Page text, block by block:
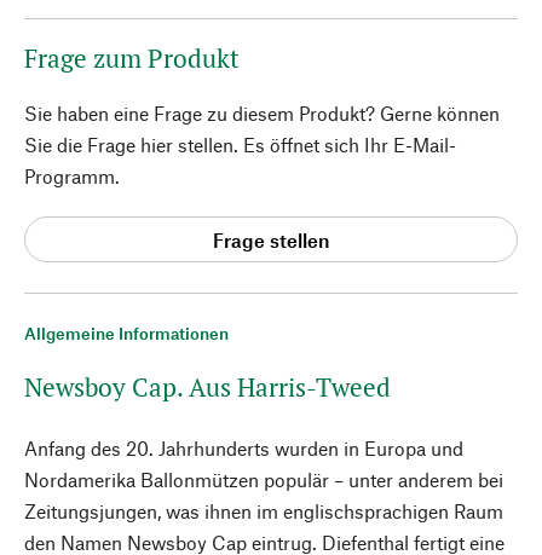
Allgemeine Informationen
Newsboy Cap. Aus Harris-Tweed
Anfang des 20. Jahrhunderts wurden in Europa und
Nordamerika Ballonmützen populär – unter anderem bei
Zeitungsjungen, was ihnen im englischsprachigen Raum
den Namen Newsboy Cap eintrug. Diefenthal fertigt eine
Frage zum Produkt
Sie haben eine Frage zu diesem Produkt? Gerne können
Sie die Frage hier stellen. Es öffnet sich Ihr E-Mail-
Programm.
Frage stellen